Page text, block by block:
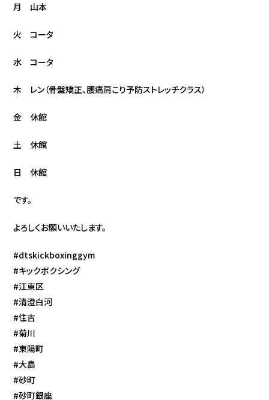
月 山本
火 コータ
水 コータ
木 レン（骨盤矯正、腰痛肩こり予防ストレッチクラス）
金 休館
土 休館
日 休館
です。
よろしくお願いいたします。
#dtskickboxinggym
#キックボクシング
#江東区
#清澄白河
#住吉
#菊川
#東陽町
#大島
#砂町
#砂町銀座